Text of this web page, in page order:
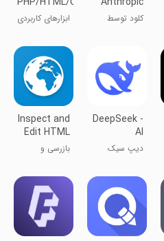
کلود توسط
IDE
ابزارهای کاربردی
DeepSeek -
AI
Assistant
دیپ سیک
Inspect and
Edit HTML
Live
بازرسی و
به صورت زنده